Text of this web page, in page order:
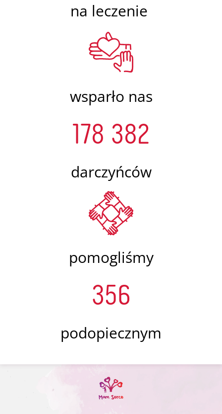
na leczenie
wsparło nas
178 382
darczyńców
pomogliśmy
356
podopiecznym